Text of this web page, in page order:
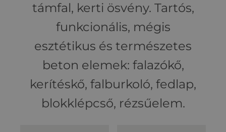
támfal, kerti ösvény. Tartós,
funkcionális, mégis
esztétikus és természetes
beton elemek: falazókő,
kerítéskő, falburkoló, fedlap,
blokklépcső, rézsűelem.